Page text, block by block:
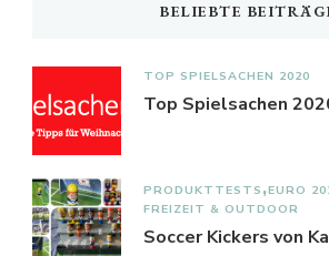
BELIEBTE
TOP SPIELSACHEN 2020
Top Spielsachen
PRODUKTTESTS EURO
FREIZEIT & OUTDOOR
Soccer Kickers von